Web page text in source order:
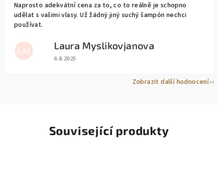
Naprosto adekvátní cena za to, co to reálně je schopno
udělat s vašimi vlasy. Už žádný jiný suchý šampón nechci
používat.
LM Laura Myslikovjanova
Hodnocení obchodu je 5 z 5 hvězdiček.
6.8.2025
Zobrazit další hodnocení
Související produkty